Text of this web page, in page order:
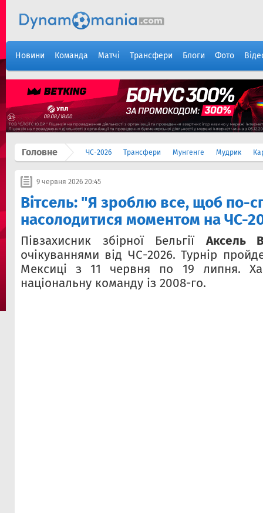
Новини Команда Матчі Трансфери Блоги Фото
Головне ЧС-2026 Трансфери Мунгенге Мудрик
9 червня 2026 20:45
Вітсель: "Я зроблю все, щоб по-
насолодитися моментом на ЧС-
Півзахисник збірної Бельгії Аксель
очікуваннями від ЧС-2026. Турнір
Мексиці з 11 червня по 19 липня.
національну команду із 2008-го.